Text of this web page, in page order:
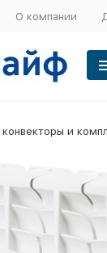
О компании
и